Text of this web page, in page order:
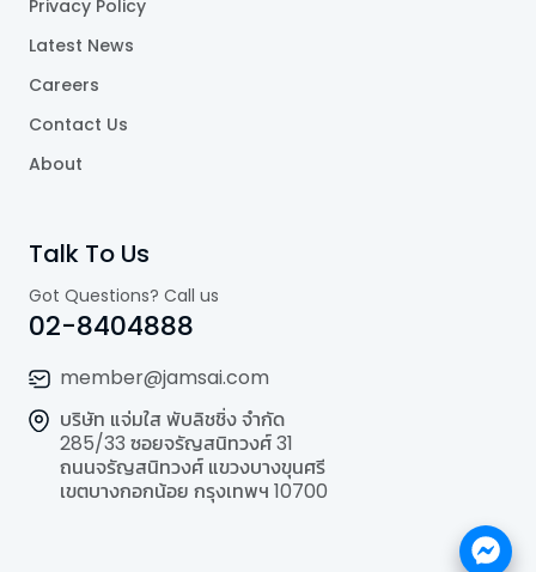
Privacy Policy
Latest News
Careers
Contact Us
About
Talk To Us
Got Questions? Call us
02-8404888
member@jamsai.com
บริษัท แจ่มใส พับลิชชิ่ง จำกัด
285/33 ซอยจรัญสนิทวงศ์ 31
ถนนจรัญสนิทวงศ์ แขวงบางขุนศรี
เขตบางกอกน้อย กรุงเทพฯ 10700